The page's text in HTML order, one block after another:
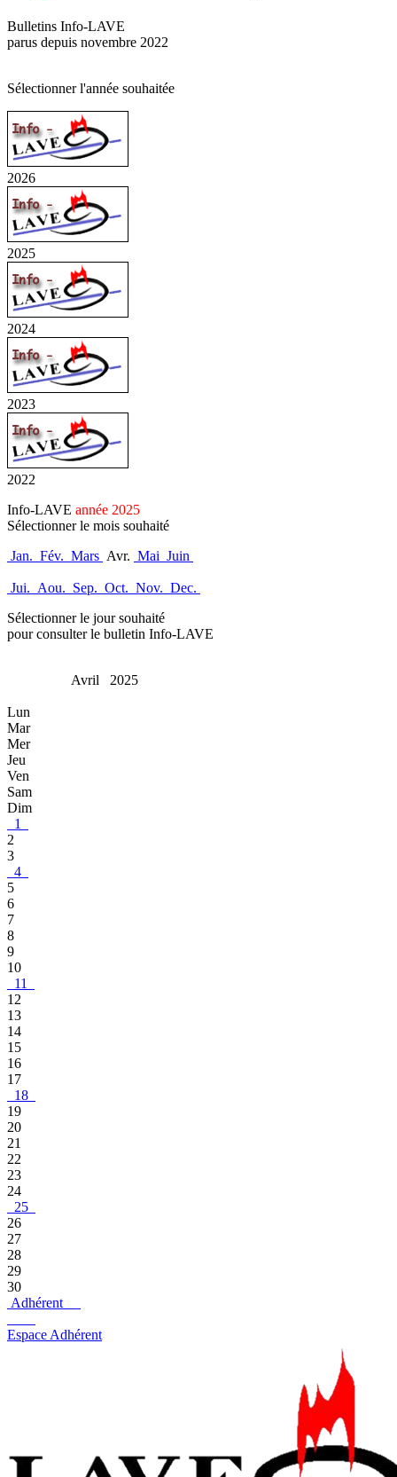
Bulletins Info-LAVE
parus depuis novembre 2022
Sélectionner l'année souhaitée
2026
2025
2024
2023
2022
Info-LAVE année 2025
Sélectionner le mois souhaité
Jan. Fév. Mars Avr. Mai Juin
Jui. Aou. Sep. Oct. Nov. Dec.
Sélectionner le jour souhaité
pour consulter le bulletin Info-LAVE
Avril 2025
Lun
Mar
Mer
Jeu
Ven
Sam
Dim
1
2
3
4
5
6
7
8
9
10
11
12
13
14
15
16
17
18
19
20
21
22
23
24
25
26
27
28
29
30
Adhérent
Espace Adhérent